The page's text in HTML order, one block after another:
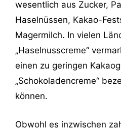
wesentlich aus Zucker,
Haselnüssen, Kakao-
Magermilch. In vielen
„Haselnusscreme“
einen zu geringen
„Schokoladencreme“
können.
Obwohl es inzwischen